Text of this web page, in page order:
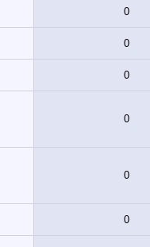
0
0
0
0
0
0